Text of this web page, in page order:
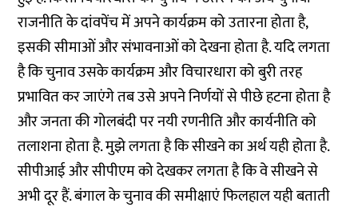
राजनीति के दांवपेंच में अपने कार्यक्रम को उतारना होता है,
इसकी सीमाओं और संभावनाओं को देखना होता है. यदि लगता
है कि चुनाव उसके कार्यक्रम और विचारधारा को बुरी तरह
प्रभावित कर जाएंगे तब उसे अपने निर्णयों से पीछे हटना होता है
और जनता की गोलबंदी पर नयी रणनीति और कार्यनीति को
तलाशना होता है. मुझे लगता है कि सीखने का अर्थ यही होता है.
सीपीआई और सीपीएम को देखकर लगता है कि वे सीखने से
अभी दूर हैं. बंगाल के चुनाव की समीक्षाएं फिलहाल यही बताती